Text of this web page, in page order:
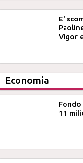
E'
Vigor
Economia
11